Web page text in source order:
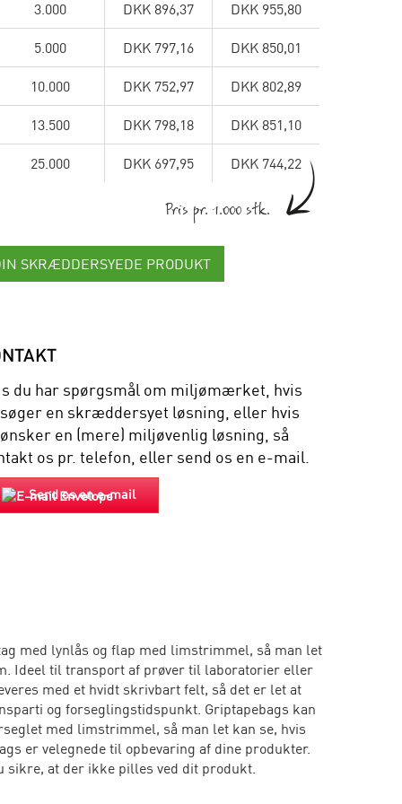
3.000 DKK 896,37 DKK 955,80
5.000 DKK 797,16 DKK 850,01
10.000 DKK 752,97 DKK 802,89
13.500 DKK 798,18 DKK 851,10
25.000 DKK 697,95 DKK 744,22
Pris pr. 1.000 stk.
SKRÆDDERSYEDE PRODUKT
du har spørgsmål om miljømærket, hvis
en skræddersyet løsning, eller hvis
en (mere) miljøvenlig løsning, så
os pr. telefon, eller send os en e-mail.
Send os en e-mail
med lynlås og flap med limstrimmel, så man let
Ideel til transport af prøver til laboratorier eller
med et hvidt skrivbart felt, så det er let at
og forseglingstidspunkt. Griptapebags kan
med limstrimmel, så man let kan se, hvis
er velegnede til opbevaring af dine produkter.
sikre, at der ikke pilles ved dit produkt.